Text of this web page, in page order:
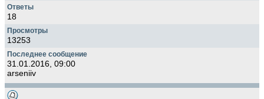
18
13253
31.01.2016, 09:00
arseniiv